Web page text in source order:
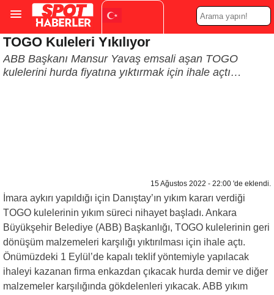
Turkish ▼
TOGO Kuleleri Yıkılıyor
ABB Başkanı Mansur Yavaş emsali aşan TOGO
kulelerini hurda fiyatına yıktırmak için ihale açtı…
15 Ağustos 2022 - 22:00 'de eklendi.
İmara aykırı yapıldığı için Danıştay’ın yıkım kararı verdiği
TOGO kulelerinin yıkım süreci nihayet başladı. Ankara
Büyükşehir Belediye (ABB) Başkanlığı, TOGO kulelerinin geri
dönüşüm malzemeleri karşılığı yıktırılması için ihale açtı.
Önümüzdeki 1 Eylül’de kapalı teklif yöntemiyle yapılacak
ihaleyi kazanan firma enkazdan çıkacak hurda demir ve diğer
malzemeler karşılığında gökdelenleri yıkacak. ABB yıkım